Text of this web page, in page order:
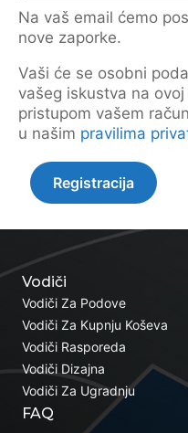
Na vaš email ćemo
nove zaporke.
Vaši će se osobni
vašeg iskustva na
pristupom vašem
u našim pravilima
Registracija
Vodiči
Vodiči Za Podove
Vodiči Za Kupnju Koševa
Vodiči Rasporeda
Vodiči Dizajna
Vodiči Za Ugradnju
FAQ